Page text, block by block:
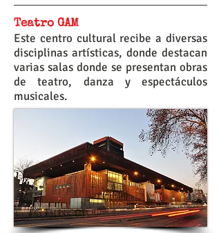
Teatro GAM
Este centro cultural recibe a diversas
disciplinas artísticas, donde destacan
varias salas donde se presentan obras
de teatro, danza y espectáculos
musicales.